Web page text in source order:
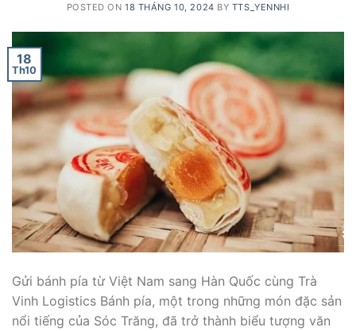
POSTED ON18 THÁNG 10, 2024 BY TTS_YENNHI
18
Th10
Gửi bánh pía từ Việt Nam sang Hàn Quốc cùng Trà
Vinh Logistics Bánh pía, một trong những món đặc sản
nổi tiếng của Sóc Trăng, đã trở thành biểu tượng văn